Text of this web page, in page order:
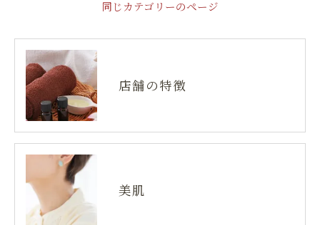
同じカテゴリーのページ
店舗の特徴
美肌